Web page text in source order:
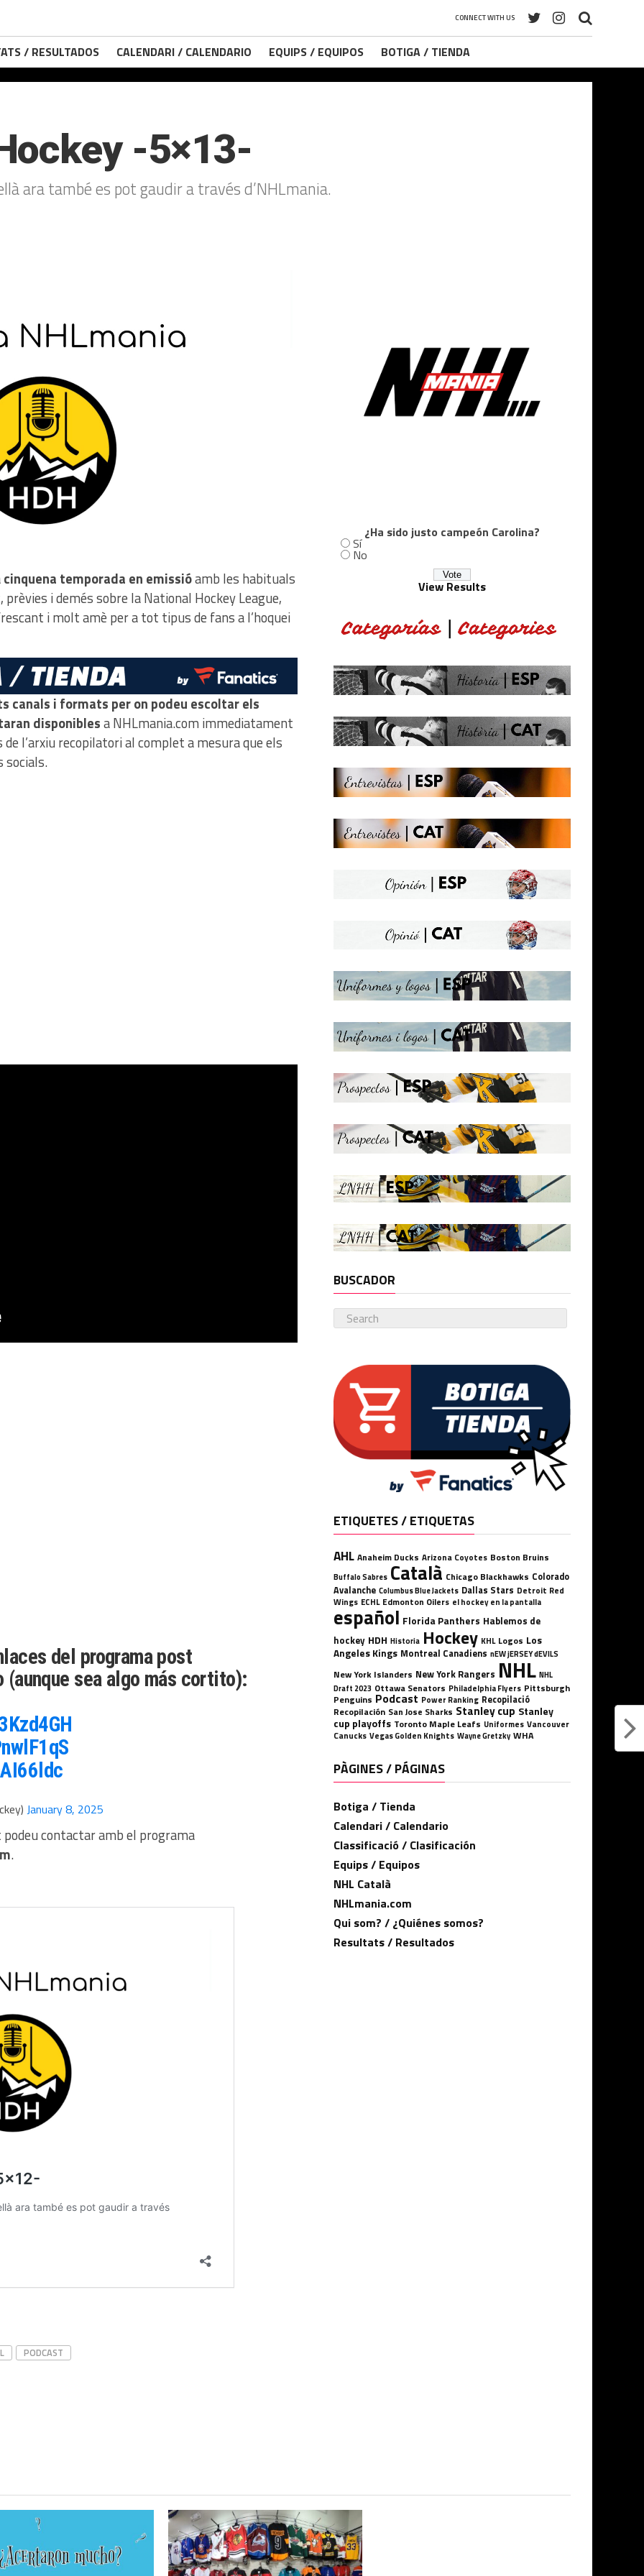
CONNECT WITH US
/ RESULTADOS CALENDARI / CALENDARIO EQUIPS / EQUIPOS BOTIGA / TIENDA
-5×13-
ara també es pot gaudir a través d’NHLmania.
cinquena temporada en emissióamb les habituals
i demés sobre la National Hockey League,
i molt amè per a tot tipus de fans a l’hoquei
canals i formats per on podeu escoltar els
disponiblesa NHLmania.com immediatament
l’arxiu recopilatori al complet a mesura que els
socials.
del programa post
sea algo más cortito):
January 8, 2025
contactar amb el programa
.
PODCAST
¿Ha sido justo campeón Carolina?
Sí
No
View Results
BUSCADOR
ETIQUETES / ETIQUETAS
AHL Anaheim Ducks Arizona Coyotes Boston Bruins
Buffalo Sabres Català Chicago Blackhawks Colorado
Avalanche Columbus Blue Jackets Dallas Stars Detroit Red
Wings ECHL Edmonton Oilers el hockey en la pantalla
español Florida Panthers Hablemos de
hockey HDH Historia Hockey KHL Logos Los
Angeles Kings Montreal Canadiens nEW jERSEY dEVILS
New York Islanders New York Rangers NHL NHL
Draft 2023 Ottawa Senators Philadelphia Flyers Pittsburgh
Penguins Podcast Power Ranking Recopilació
Recopilación San Jose Sharks Stanley cup Stanley
cup playoffs Toronto Maple Leafs Uniformes Vancouver
Canucks Vegas Golden Knights Wayne Gretzky WHA
PÀGINES / PÁGINAS
Botiga / Tienda
Calendari / Calendario
Classificació / Clasificación
Equips / Equipos
NHL Català
NHLmania.com
Qui som? / ¿Quiénes somos?
Resultats / Resultados